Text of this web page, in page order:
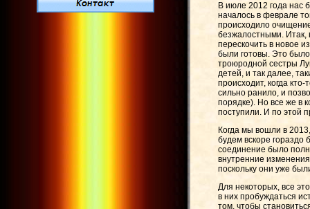
В июле 2012 года нас
началось в феврале
происходило
безжалостными. Итак,
перескочить в новое
были готовы. Это
троюродной сестры
детей, и так далее,
происходит, когда
сильно ранило, и
порядке). Но все же в
поступили. И по этой
Когда мы вошли в
будем вскоре
соединение было
внутренние
поскольку они уже
Для некоторых, все
в них пробуждаться
том, чтобы